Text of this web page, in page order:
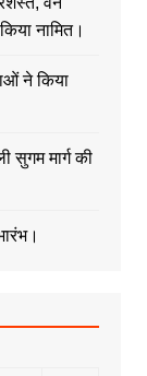
नामित।
ने किया
सुगम मार्ग की